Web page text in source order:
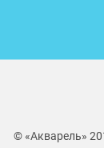
© «Акварель»